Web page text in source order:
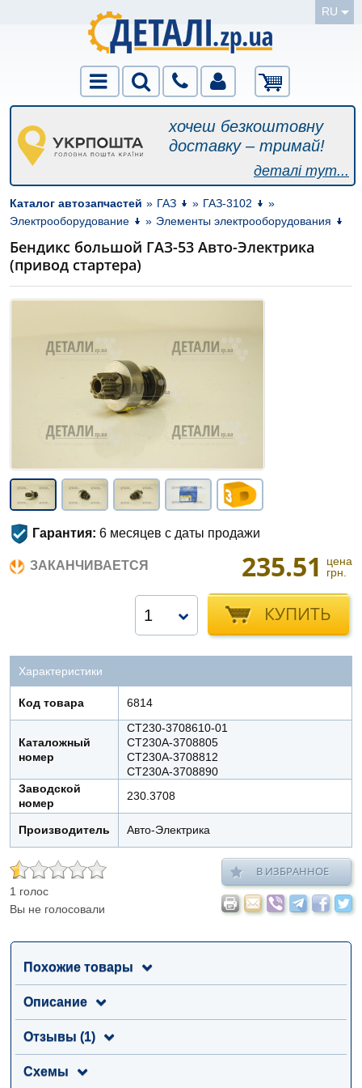
RU
хочеш безкоштовну
доставку – тримай!
деталі тут...
Каталог автозапчастей » ГАЗ » ГАЗ-3102
»
Электрооборудование
» Элементы электрооборудования
Бендикс большой ГАЗ-53 Авто-Электрика
(привод стартера)
Гарантия: 6 месяцев с даты продажи
ЗАКАНЧИВАЕТСЯ 235.51
цена
грн.
КУПИТЬ
1
Характеристики
Код товара 6814
Каталожный
номер
СТ230-3708610-01
СТ230А-3708805
СТ230А-3708812
СТ230А-3708890
Заводской
номер
230.3708
Производитель Авто-Электрика
1 голос
Вы не голосовали
В ИЗБРАННОЕ
Похожие товары
Описание
Отзывы (1)
Схемы